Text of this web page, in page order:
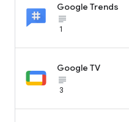
Google Trends
subject_black
1
Google TV
subject_black
3